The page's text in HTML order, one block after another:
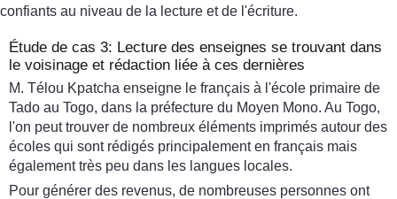
confiants au niveau de la lecture et de l'écriture.
Étude de cas 3: Lecture des enseignes se trouvant dans
le voisinage et rédaction liée à ces dernières
M. Télou Kpatcha enseigne le français à l'école primaire de
Tado au Togo, dans la préfecture du Moyen Mono. Au Togo,
l'on peut trouver de nombreux éléments imprimés autour des
écoles qui sont rédigés principalement en français mais
également très peu dans les langues locales.
Pour générer des revenus, de nombreuses personnes ont